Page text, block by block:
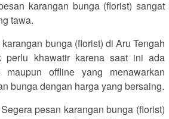
karangan bunga (florist) sangat
tawa.
bunga (florist) di Aru Tengah
perlu khawatir karena saat ini ada
offline yang menawarkan
bunga dengan harga yang bersaing.
pesan karangan bunga (florist)